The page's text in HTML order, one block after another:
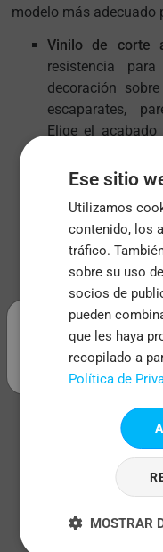
modelo más adecuado
Vinilo de corte
resistencia
decoración
escaparates,
Elige el
acabado al
sobre vinilo
DTF UV:
permanentes.
película
cualquier
nítidos y
transfer, listo
vidrio, madera,
DTF textil:
prenda y súper
marcar tu ropa
usando una
Crea pegatinas
color, incluso
Ese sitio
Utilizamos
contenido, los
tráfico.
sobre su uso
socios de
pueden
que les haya
recopilado a
Política de
MOSTRAR